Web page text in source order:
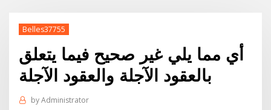
Belles37755
أي مما يلي غير صحيح فيما يتعلق
بالعقود الآجلة والعقود الآجلة
byAdministrator